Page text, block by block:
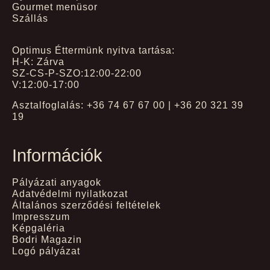
Gourmet menüsor
Szállás
Optimus Éttermünk nyitva tartása:
H-K: Zárva
SZ-CS-P-SZO:12:00-22:00
V:12:00-17:00
Asztalfoglalás: +36 74 67 67 00 | +36 20 321 39
19
Információk
Pályázati anyagok
Adatvédelmi nyilatkozat
Általános szerződési feltételek
Impresszum
Képgaléria
Bodri Magazin
Logó pályázat